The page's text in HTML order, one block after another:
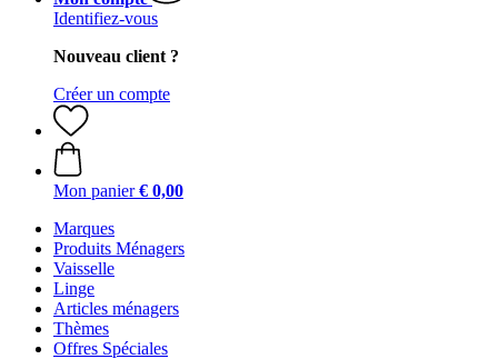
Identifiez-vous
Nouveau client ?
Créer un compte
Mon panier € 0,00
Marques
Produits Ménagers
Vaisselle
Linge
Articles ménagers
Thèmes
Offres Spéciales